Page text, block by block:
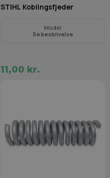
STIHL Koblingsfjeder
Model
Se beskrivelse
11,00 kr.